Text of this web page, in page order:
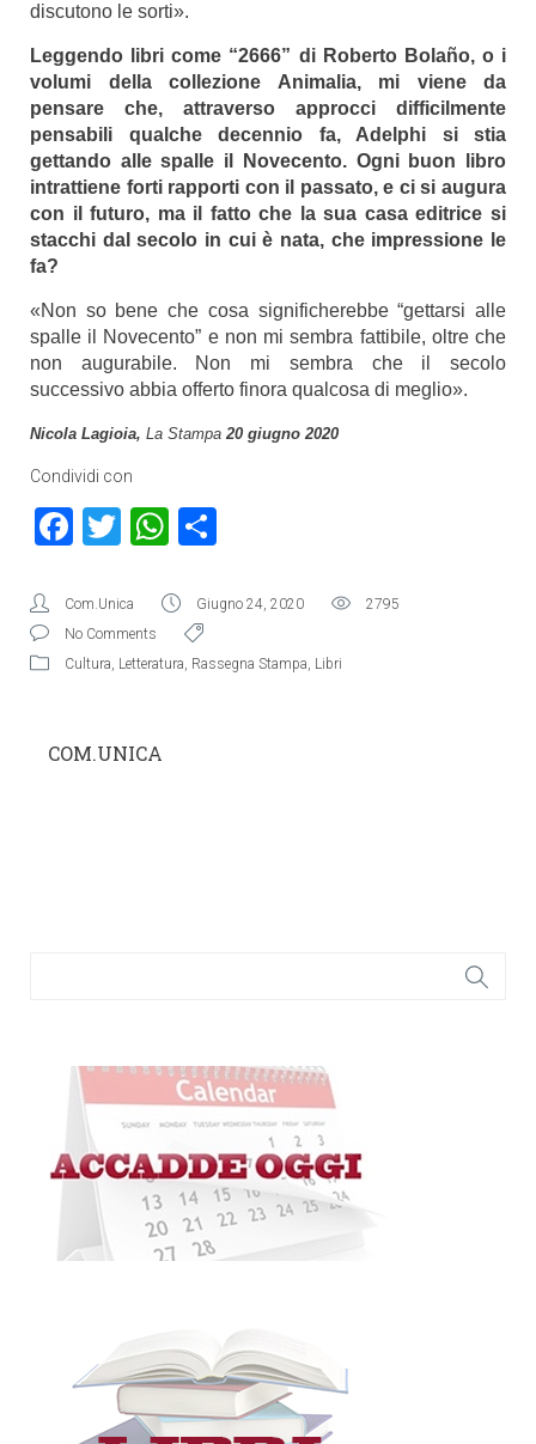
discutono le sorti».
Leggendo libri come “2666” di Roberto Bolaño, o i
volumi della collezione Animalia, mi viene da
pensare che, attraverso approcci difficilmente
pensabili qualche decennio fa, Adelphi si stia
gettando alle spalle il Novecento. Ogni buon libro
intrattiene forti rapporti con il passato, e ci si augura
con il futuro, ma il fatto che la sua casa editrice si
stacchi dal secolo in cui è nata, che impressione le
fa?
«Non so bene che cosa significherebbe “gettarsi alle
spalle il Novecento” e non mi sembra fattibile, oltre che
non augurabile. Non mi sembra che il secolo
successivo abbia offerto finora qualcosa di meglio».
Nicola Lagioia, La Stampa 20 giugno 2020
Condividi con
Facebook
TwitterWhatsApp
Com.Unica Giugno 24, 2020
2795
No Comments
Cultura, Letteratura, Rassegna Stampa, Libri
COM.UNICA